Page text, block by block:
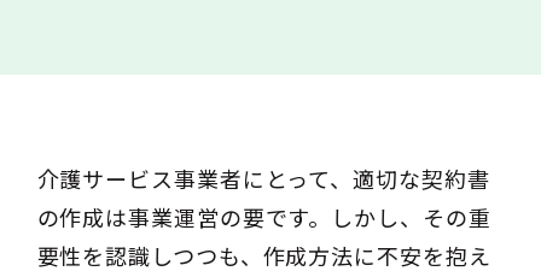
介護サービス事業者にとって、適切な契約書
の作成は事業運営の要です。しかし、その重
要性を認識しつつも、作成方法に不安を抱え